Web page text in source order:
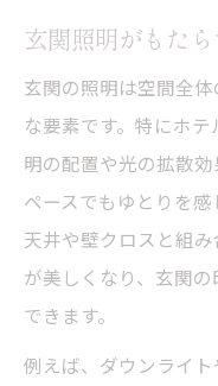
玄関照明がもた
玄関の照明は空間全
な要素です。特にホ
明の配置や光の拡散
ペースでもゆとりを感
天井や壁クロスと組
が美しくなり、玄関
できます。
例えば、ダウンライ